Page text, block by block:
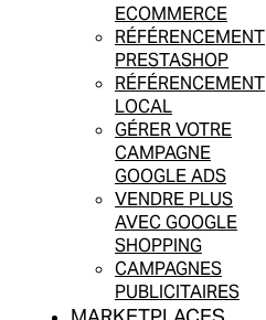
ECOMMERCE
RÉFÉRENCEMENT
PRESTASHOP
RÉFÉRENCEMENT
LOCAL
GÉRER VOTRE
CAMPAGNE
GOOGLE ADS
VENDRE PLUS
AVEC GOOGLE
SHOPPING
CAMPAGNES
PUBLICITAIRES